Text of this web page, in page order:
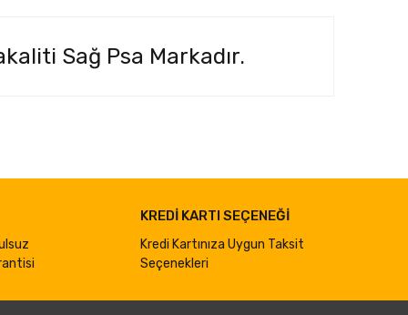
Sağ Psa Markadır.
KREDİ KARTI SEÇENEĞİ
Kredi Kartınıza Uygun Taksit
Seçenekleri